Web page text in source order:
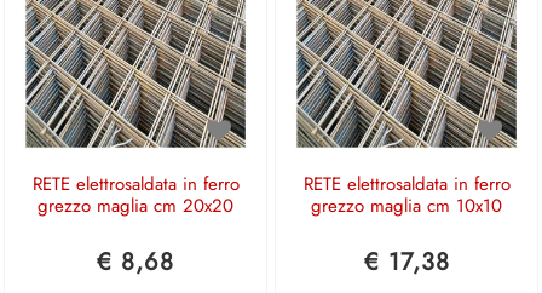
RETE elettrosaldata in ferro
grezzo maglia cm 20x20
€ 8,68
RETE elettrosaldata in ferro
grezzo maglia cm 10x10
€ 17,38